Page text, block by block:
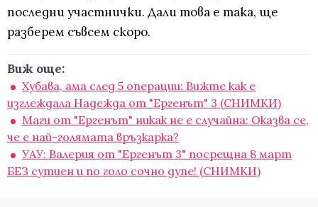
последни участнички. Дали това е така, ще
разберем съвсем скоро.
Виж още:
Хубава, ама след 5 операции: Вижте как е
изглеждала Надежда от "Ергенът" 3 (СНИМКИ)
Маги от "Ергенът" никак не е случайна: Оказва се,
че е най-голямата връзкарка?
УАУ: Валерия от "Ергенът 3" посрещна 8 март
БЕЗ сутиен и по голо сочно дупе! (СНИМКИ)